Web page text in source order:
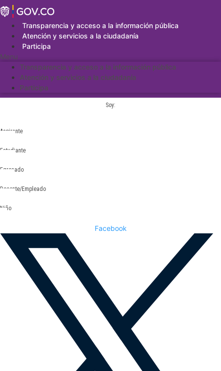
Saltar
al
contenidoTransparencia y acceso a la información pública
Atención y servicios a la ciudadanía
Participa
Menu
Transparencia y acceso a la información pública
Atención y servicios a la ciudadanía
Participa
Soy:
Aspirante
Estudiante
Egresado
Docente/Empleado
Niño
Facebook